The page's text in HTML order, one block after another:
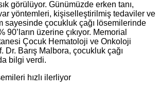
görülüyor. Günümüzde erken tanı,
yöntemleri, kişiselleştirilmiş tedaviler ve
sayesinde çocukluk çağı lösemilerinde
90’ların üzerine çıkıyor. Memorial
Çocuk Hematoloji ve Onkoloji
Dr. Barış Malbora, çocukluk çağı
bilgi verdi.
hızlı ilerliyor